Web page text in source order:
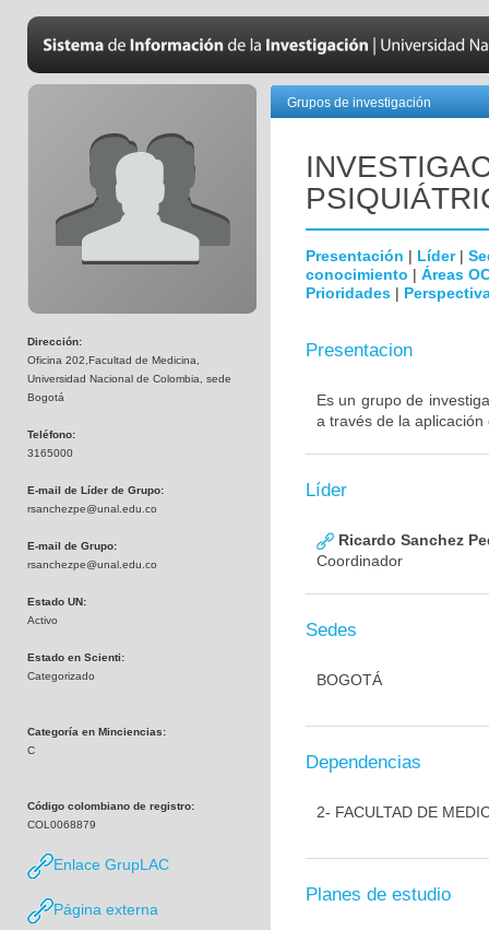
Dirección:
Oficina 202,Facultad de Medicina,
Universidad Nacional de Colombia, sede
Bogotá
Teléfono:
3165000
E-mail de Líder de Grupo:
rsanchezpe@unal.edu.co
E-mail de Grupo:
rsanchezpe@unal.edu.co
Estado UN:
Activo
Estado en Scienti:
Categorizado
Categoría en Minciencias:
C
Código colombiano de registro:
COL0068879
Enlace GrupLAC
Página externa
Grupos de investigación
Presentación | Líder|
conocimiento | Áreas
Prioridades |
Presentacion
Es un grupo de
a través de la
Líder
Ricardo Sanchez
Coordinador
Sedes
BOGOTÁ
Dependencias
2- FACULTAD DE
Planes de estudio